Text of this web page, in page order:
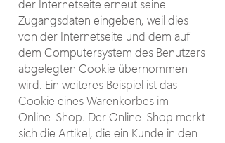
der Internetseite erneut seine
Zugangsdaten eingeben, weil dies
von der Internetseite und dem auf
dem Computersystem des Benutzers
abgelegten Cookie übernommen
wird. Ein weiteres Beispiel ist das
Cookie eines Warenkorbes im
Online-Shop. Der Online-Shop merkt
sich die Artikel, die ein Kunde in den